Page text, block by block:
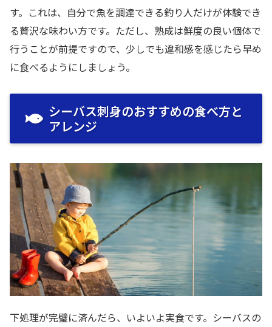
す。これは、自分で魚を調達できる釣り人だけが体験でき
る贅沢な味わい方です。ただし、熟成は鮮度の良い個体で
行うことが前提ですので、少しでも違和感を感じたら早め
に食べるようにしましょう。
シーバス刺身のおすすめの食べ方と
アレンジ
下処理が完璧に済んだら、いよいよ実食です。シーバスの